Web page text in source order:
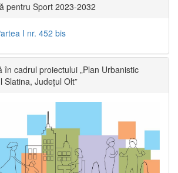
pentru Sport 2023-2032
I nr. 452 bis
în cadrul proiectului „Plan Urbanistic
Slatina, Județul Olt”